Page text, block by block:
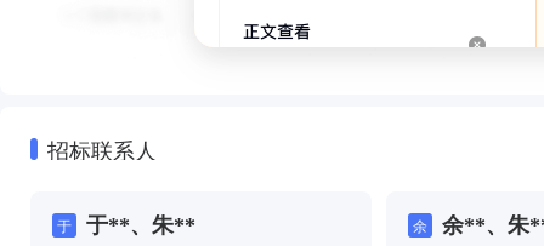
招标联系人
于 于**、朱** 余 余**、朱